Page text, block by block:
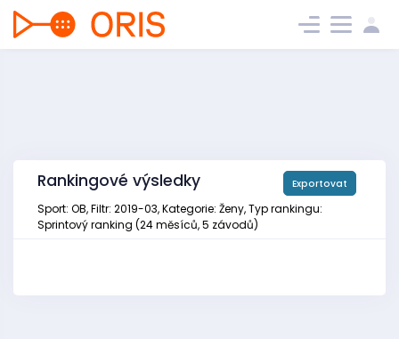
Rankingové výsledky Exportovat
Sport: OB, Filtr: 2019-03, Kategorie: Ženy, Typ rankingu:
Sprintový ranking (24 měsíců, 5 závodů)